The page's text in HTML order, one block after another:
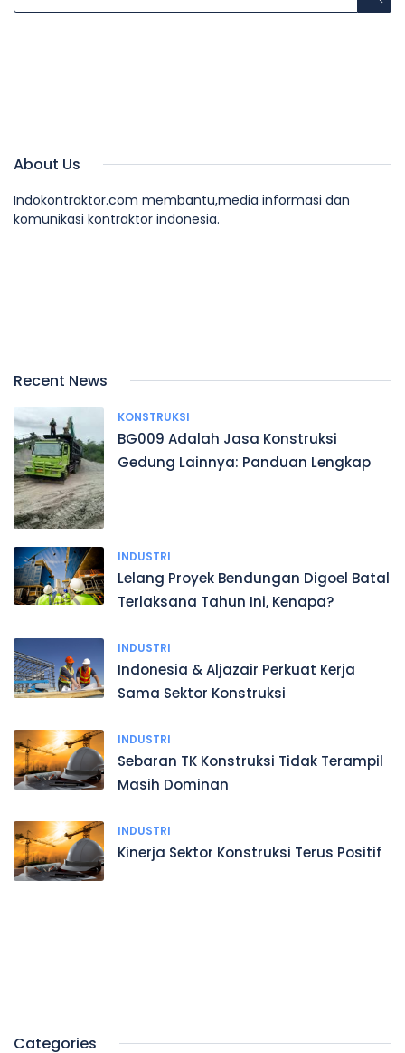
About Us
Indokontraktor.com membantu,media informasi dan
komunikasi kontraktor indonesia.
Recent News
KONSTRUKSI
BG009 Adalah Jasa Konstruksi
Gedung Lainnya: Panduan Lengkap
INDUSTRI
Lelang Proyek Bendungan Digoel Batal
Terlaksana Tahun Ini, Kenapa?
INDUSTRI
Indonesia & Aljazair Perkuat Kerja
Sama Sektor Konstruksi
INDUSTRI
Sebaran TK Konstruksi Tidak Terampil
Masih Dominan
INDUSTRI
Kinerja Sektor Konstruksi Terus Positif
Categories